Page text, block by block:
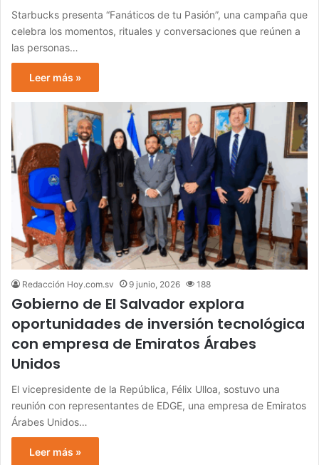
Starbucks presenta “Fanáticos de tu Pasión”, una campaña que
celebra los momentos, rituales y conversaciones que reúnen a
las personas…
Leer más »
Redacción Hoy.com.sv 9 junio, 2026 188
Gobierno de El Salvador explora
oportunidades de inversión tecnológica
con empresa de Emiratos Árabes
Unidos
El vicepresidente de la República, Félix Ulloa, sostuvo una
reunión con representantes de EDGE, una empresa de Emiratos
Árabes Unidos…
Leer más »